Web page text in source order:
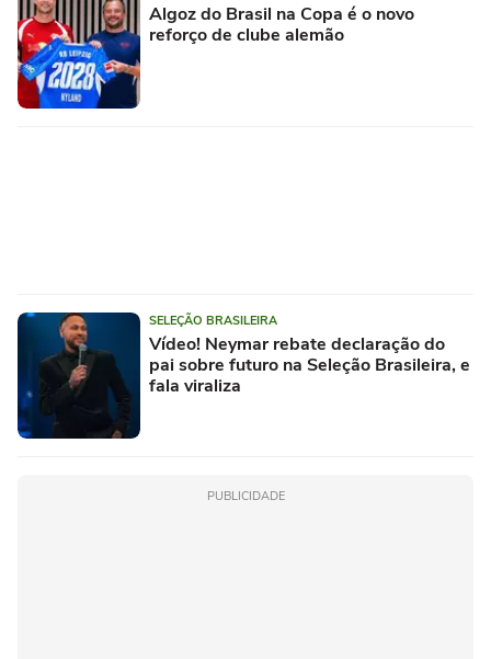
Algoz do Brasil na Copa é o novo
reforço de clube alemão
SELEÇÃO BRASILEIRA
Vídeo! Neymar rebate declaração do
pai sobre futuro na Seleção Brasileira, e
fala viraliza
PUBLICIDADE